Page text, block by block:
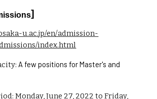
u.ac.jp/en/admission-
index.html
A few positions for Master's and
Monday, June 27, 2022 to Friday,